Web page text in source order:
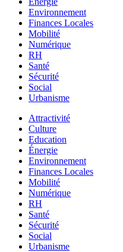
Environnement
Finances Locales
Mobilité
Numérique
RH
Santé
Sécurité
Social
Urbanisme
Attractivité
Culture
Education
Énergie
Environnement
Finances Locales
Mobilité
Numérique
RH
Santé
Sécurité
Social
Urbanisme